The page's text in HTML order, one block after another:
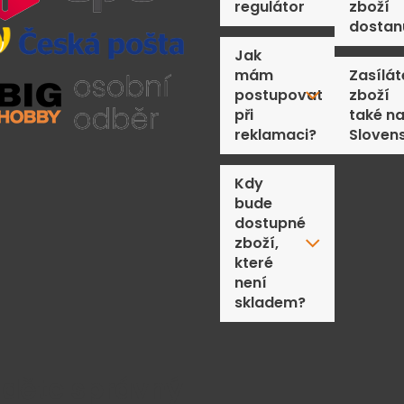
regulátor
Jak
mám
postupovat
při
reklamaci?
Kdy
bude
dostupné
zboží,
které
není
skladem?
zboží
zboží
také na